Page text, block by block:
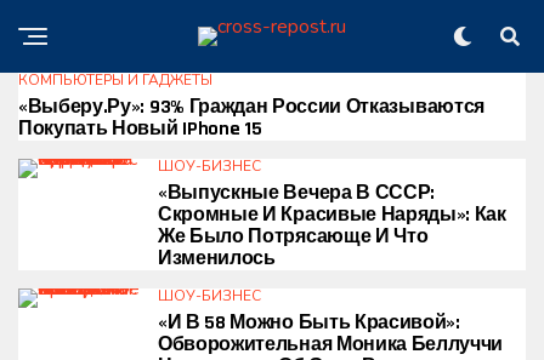
КОМПЬЮТЕРЫ И ГАДЖЕТЫ
«Выберу.ру»: 93% Граждан России Отказываются
Покупать Новый IPhone 15
ШОУ-БИЗНЕС
«Выпускные Вечера В СССР:
Скромные И Красивые Наряды»: Как
Же Было Потрясающе И Что
Изменилось
ШОУ-БИЗНЕС
«И В 58 Можно Быть Красивой»:
Обворожительная Моника Беллуччи